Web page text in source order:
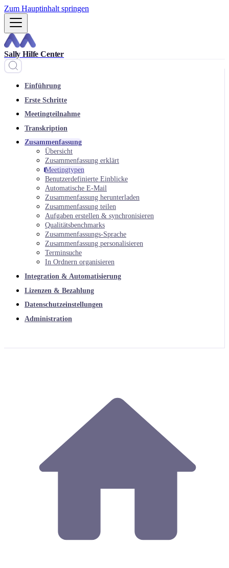
Zum Hauptinhalt springen
Sally Hilfe Center
Einführung
Erste Schritte
Meetingteilnahme
Transkription
Zusammenfassung
Übersicht
Zusammenfassung erklärt
Meetingtypen
Benutzerdefinierte Einblicke
Automatische E-Mail
Zusammenfassung herunterladen
Zusammenfassung teilen
Aufgaben erstellen & synchronisieren
Qualitätsbenchmarks
Zusammenfassungs-Sprache
Zusammenfassung personalisieren
Terminsuche
In Ordnern organisieren
Integration & Automatisierung
Lizenzen & Bezahlung
Datenschutzeinstellungen
Administration